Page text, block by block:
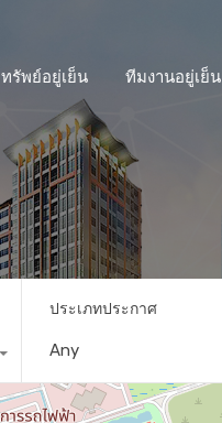
ทรัพย์อยู่เย็น ทีมงานอยู่เย็น
ประเภทประกาศ
Any